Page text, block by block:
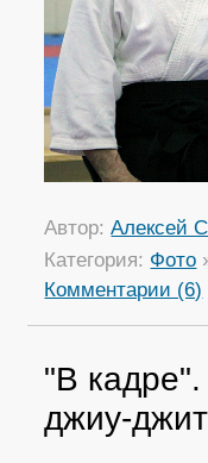
Автор:Алексей
Категория: Фото
Комментарии (6)
"В
джиу-